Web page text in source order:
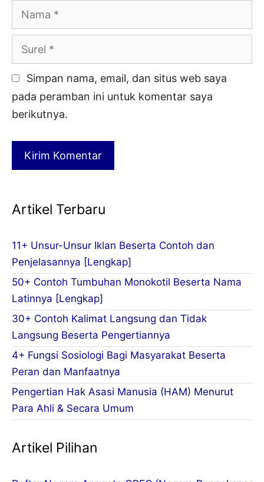
Nama
Surel
Simpan nama, email, dan situs web saya
pada peramban ini untuk komentar saya
berikutnya.
Artikel Terbaru
11+ Unsur-Unsur Iklan Beserta Contoh dan
Penjelasannya [Lengkap]
50+ Contoh Tumbuhan Monokotil Beserta Nama
Latinnya [Lengkap]
30+ Contoh Kalimat Langsung dan Tidak
Langsung Beserta Pengertiannya
4+ Fungsi Sosiologi Bagi Masyarakat Beserta
Peran dan Manfaatnya
Pengertian Hak Asasi Manusia (HAM) Menurut
Para Ahli & Secara Umum
Artikel Pilihan